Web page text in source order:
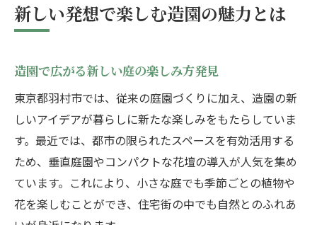
新しい発想で楽しむ造園の魅力とは
造園で広がる新しい庭の楽しみ方発見
東京都羽村市では、従来の庭園づくりに加え、造園の新
しいアイデアが暮らしに新たな楽しみをもたらしていま
す。最近では、都市の限られたスペースを有効活用する
ため、垂直庭園やコンパクトな花壇の導入が人気を集め
ています。これにより、小さな庭でも季節ごとの植物や
花を楽しむことができ、住宅街の中でも自然とのふれあ